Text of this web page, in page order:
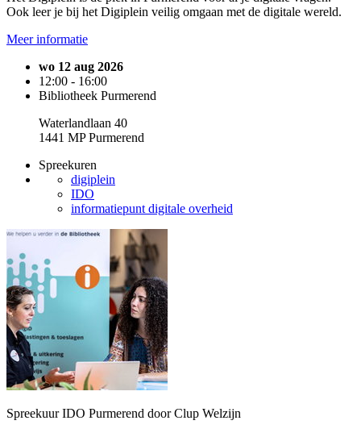
Ook leer je bij het Digiplein veilig omgaan met de digitale wereld.
Meer informatie
wo 12 aug 2026
12:00 - 16:00
Bibliotheek Purmerend
Waterlandlaan 40
1441 MP Purmerend
Spreekuren
digiplein
IDO
informatiepunt digitale overheid
Spreekuur IDO Purmerend door Clup Welzijn